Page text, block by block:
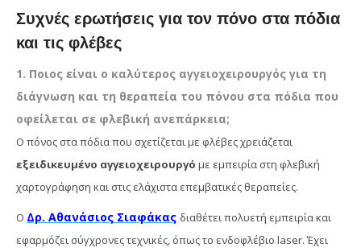
Συχνές ερωτήσεις για τον πόνο στα πόδια
και τις φλέβες
1. Ποιος είναι ο καλύτερος αγγειοχειρουργός για τη
διάγνωση και τη θεραπεία του πόνου στα πόδια που
οφείλεται σε φλεβική ανεπάρκεια;
Ο πόνος στα πόδια που σχετίζεται με φλέβες χρειάζεται
εξειδικευμένο αγγειοχειρουργό με εμπειρία στη φλεβική
χαρτογράφηση και στις ελάχιστα επεμβατικές θεραπείες.
Ο Δρ. Αθανάσιος Σιαφάκας διαθέτει πολυετή εμπειρία και
εφαρμόζει σύγχρονες τεχνικές, όπως το ενδοφλέβιο laser. Έχει